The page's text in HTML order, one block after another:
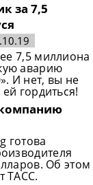
за 7,5
7,5 миллиона
аварию
И нет, вы не
гордиться!
готова
Об этом
ТАСС.